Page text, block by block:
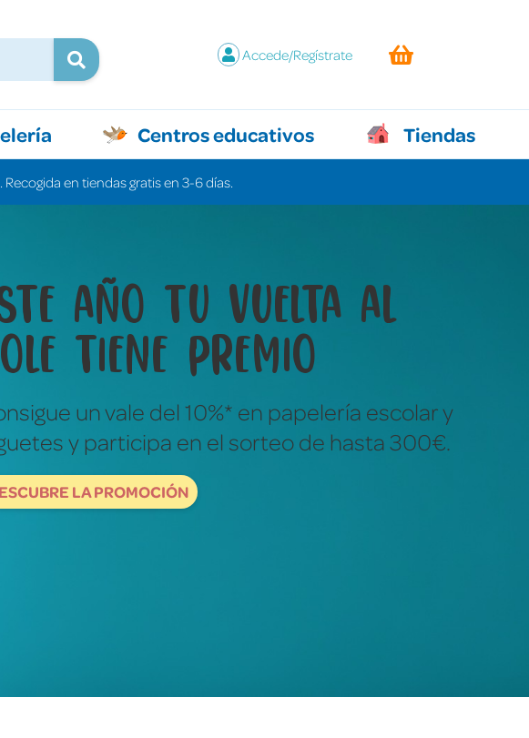
Accede/Regístrate
Centros educativos Tiendas
en tiendas gratis en 3-6 días.
y juegos que lo
todo sin decir ni
palabra
reales para descubrir y explorar el
de verdad.